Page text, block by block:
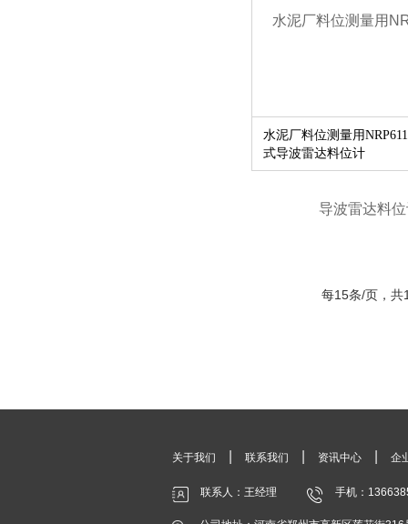
水泥厂料位测量用
式导波雷达料位计
每15条/页，共
关于我们 联系我们 资讯中心 企
联系人：王经理 手机：